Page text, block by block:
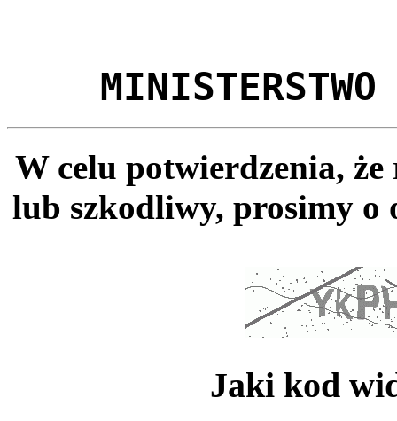
MINISTERSTWO
W celu potwierdzenia,
lub szkodliwy, prosimy o
Jaki kod